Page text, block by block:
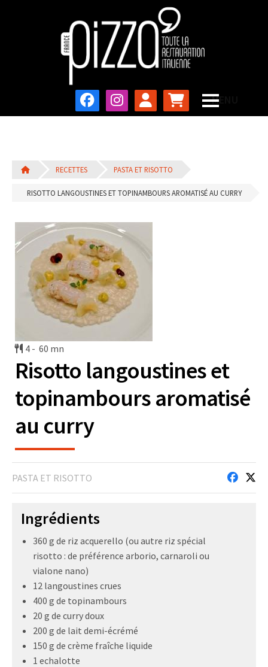
RECETTES PASTA ET RISOTTO
RISOTTO LANGOUSTINES ET TOPINAMBOURS AROMATISÉ AU CURRY
4 - 60 mn
Risotto langoustines et
topinambours aromatisé
au curry
PASTA ET RISOTTO
Ingrédients
360 g de riz acquerello (ou autre riz spécial
risotto : de préférence arborio, carnaroli ou
vialone nano)
12 langoustines crues
400 g de topinambours
20 g de curry doux
200 g de lait demi-écrémé
150 g de crème fraîche liquide
1 echalotte